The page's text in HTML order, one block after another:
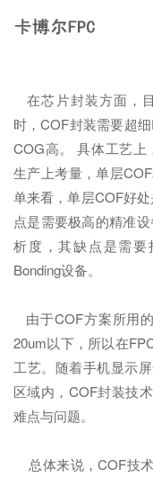
在芯片封装方面，
时，COF封装需要超
COG高。 具体工艺上
生产上考量，单层
单来看，单层COF好
点是需要极高的精准
析度，其缺点是需要
Bonding设备。
由于COF方案所用
20um以下，所以在
工艺。随着手机显示
区域内，COF封装技
难点与问题。
总体来说，COF技